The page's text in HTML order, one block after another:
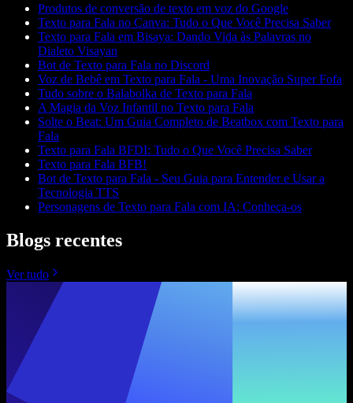
Produtos de conversão de texto em voz do Google
Texto para Fala no Canva: Tudo o Que Você Precisa Saber
Texto para Fala em Bisaya: Dando Vida às Palavras no
Dialeto Visayan
Bot de Texto para Fala no Discord
Voz de Bebê em Texto para Fala - Uma Inovação Super Fofa
Tudo sobre o Balabolka de Texto para Fala
A Magia da Voz Infantil no Texto para Fala
Solte o Beat: Um Guia Completo de Beatbox com Texto para
Fala
Texto para Fala BFDI: Tudo o Que Você Precisa Saber
Texto para Fala BFB!
Bot de Texto para Fala - Seu Guia para Entender e Usar a
Tecnologia TTS
Personagens de Texto para Fala com IA: Conheça-os
Blogs recentes
Ver tudo